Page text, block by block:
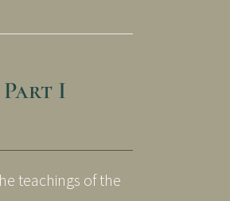
Part I
teachings of the